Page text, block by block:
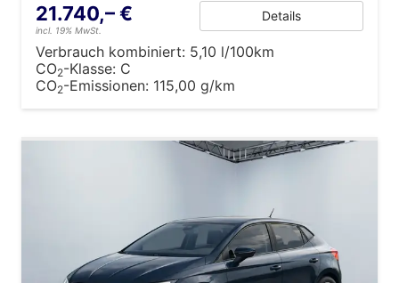
21.740,– €
incl. 19% MwSt.
Details
Verbrauch kombiniert: 5,10 l/100km
CO2-Klasse: C
CO2-Emissionen: 115,00 g/km